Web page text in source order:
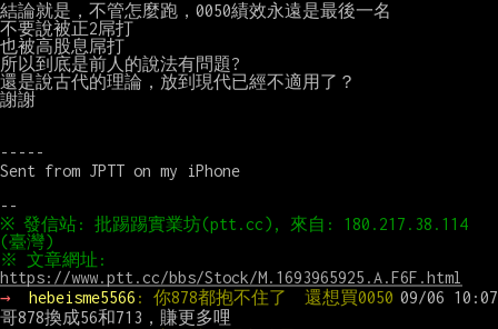
結論就是，不管怎麼跑，0050績效永遠是最後一名
不要說被正2屌打
也被高股息屌打
所以到底是前人的說法有問題?
還是說古代的理論，放到現代已經不適用了？
謝謝
-----
Sent from JPTT on my iPhone
※ 發信站: 批踢踢實業坊(ptt.cc), 來自: 180.217.38.114
https://www.ptt.cc/bbs/Stock/M.1693965925.A.F6F.html
→
hebeisme5566 : 你878都抱不住了  還想買0050